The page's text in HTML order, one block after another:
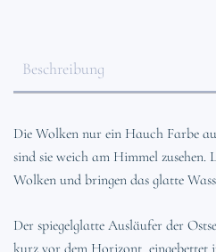
Beschreibung
Die Wolken nur ein Hauch Farbe
sind sie weich am Himmel
Wolken und bringen das glatte
Der spiegelglatte Ausläufer der